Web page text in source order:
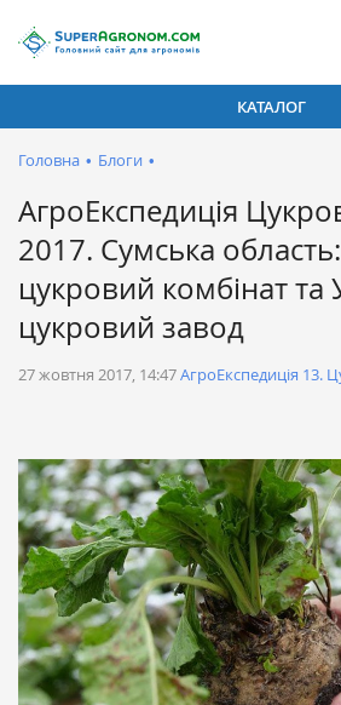
КАТАЛОГ
Головна • Блоги •
АгроЕкспедиція
2017. Сумська
цукровий комбінат та
цукровий завод
27 жовтня 2017, 14:47АгроЕкспедиція 13.